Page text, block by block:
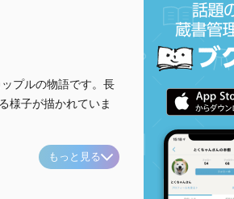
プルの物語です。長
様子が描かれていま
もっと見る